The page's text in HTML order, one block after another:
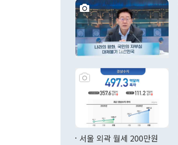
서울 외곽 월세 200만원